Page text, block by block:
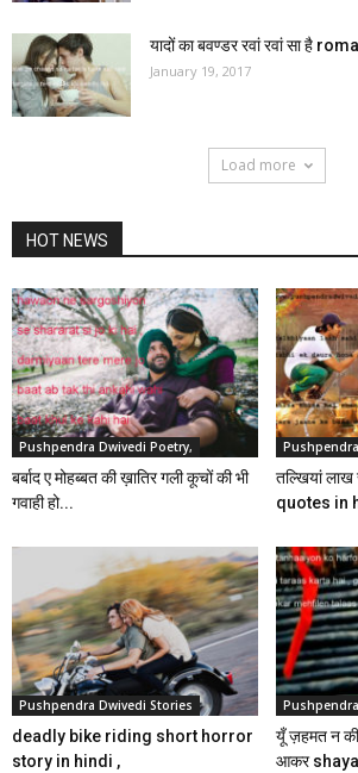
यादों का बवण्डर रवां रवां सा है
January 19, 2017
Load more
HOT NEWS
Pushpendra Dwivedi Poetry,
बर्बाद ए मोहब्बत की ख़ातिर गली कूचों की भी
गवाही हो...
तल्खियां लाख
quotes in
Pushpendra Dwivedi Stories
deadly bike riding short horror
story in hindi ,
यूँ ज़हमत न
आकर